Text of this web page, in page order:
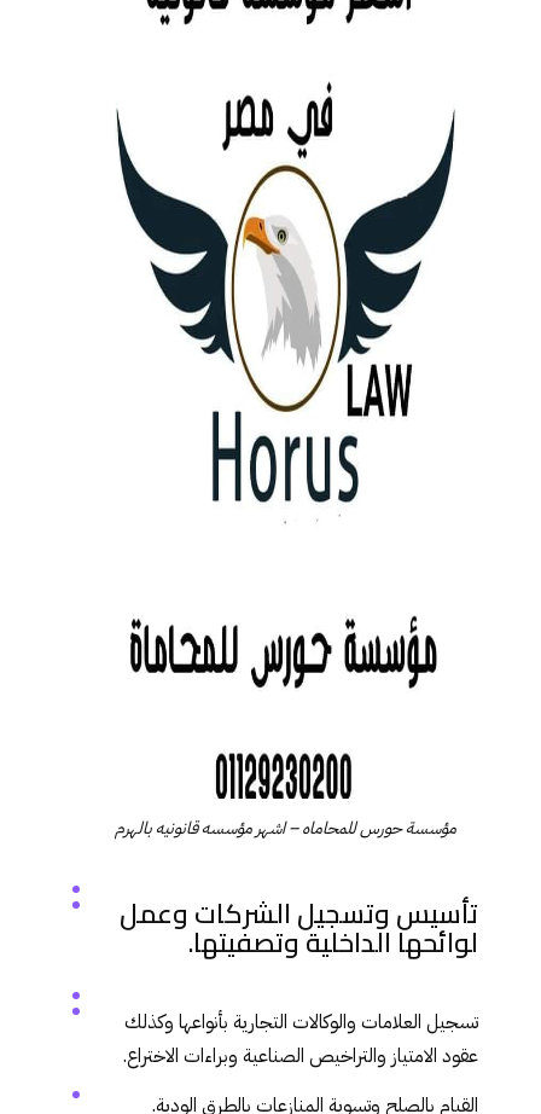
مؤسسة حورس للمحاماه – اشهر مؤسسه قانونيه بالهرم
تأسيس وتسجيل الشركات وعمل
لوائحها الداخلية وتصفيتها.
تسجيل العلامات والوكالات التجارية بأنواعها وكذلك
عقود الامتياز والتراخيص الصناعية وبراءات الاختراع.
القيام بالصلح وتسوية المنازعات بالطرق الودية.